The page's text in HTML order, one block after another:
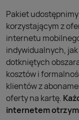
Pakiet
korzystającym z
internetu
indywidualnych,
dotkniętych
kosztów i
klientów z
oferty na kartę.
internetem